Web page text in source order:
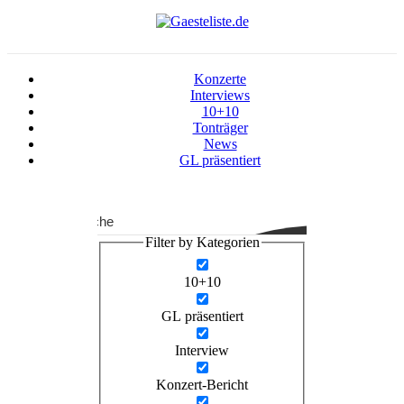
Konzerte
Interviews
10+10
Tonträger
News
GL präsentiert
Suche
Filter by Kategorien
10+10
GL präsentiert
Interview
Konzert-Bericht